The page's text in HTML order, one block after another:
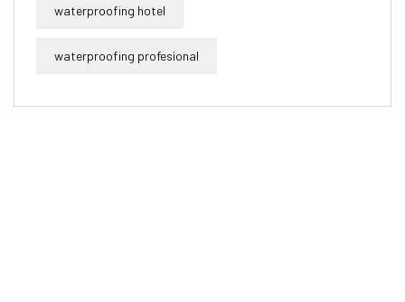
waterproofing hotel
waterproofing profesional